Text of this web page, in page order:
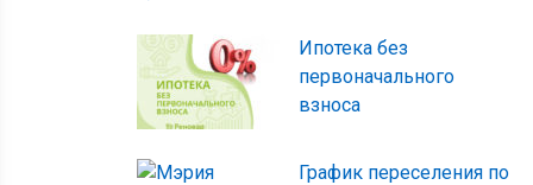
Ипотека без
первоначального
взноса
График переселения по